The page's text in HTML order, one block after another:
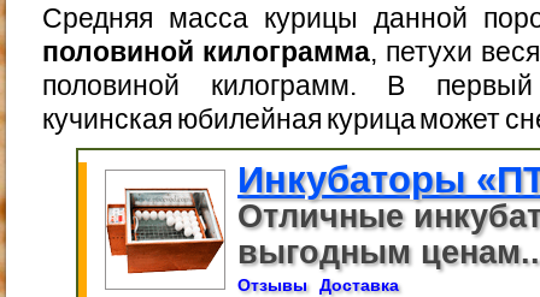
Средняя масса курицы данной
половиной килограмма, петухи
половиной килограмм. В первый
кучинская юбилейная курица может
Инкубаторы
Отличные
выгодным
Отзывы Доставка